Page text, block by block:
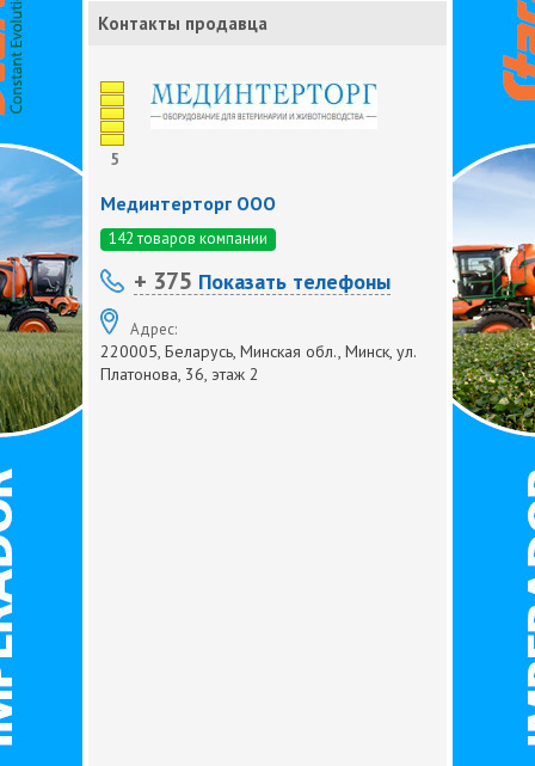
Контакты продавца
5
Мединтерторг ООО
142 товаров компании
+ 375 Показать телефоны
Адрес:
220005, Беларусь, Минская обл., Минск, ул.
Платонова, 36, этаж 2